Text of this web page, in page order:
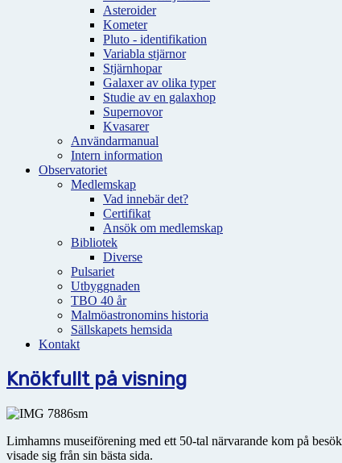
Asteroider
Kometer
Pluto - identifikation
Variabla stjärnor
Stjärnhopar
Galaxer av olika typer
Studie av en galaxhop
Supernovor
Kvasarer
Användarmanual
Intern information
Observatoriet
Medlemskap
Vad innebär det?
Certifikat
Ansök om medlemskap
Bibliotek
Diverse
Pulsariet
Utbyggnaden
TBO 40 år
Malmöastronomins historia
Sällskapets hemsida
Kontakt
Knökfullt på visning
Limhamns museiförening med ett 50-tal närvarande kom på
visade sig från sin bästa sida.